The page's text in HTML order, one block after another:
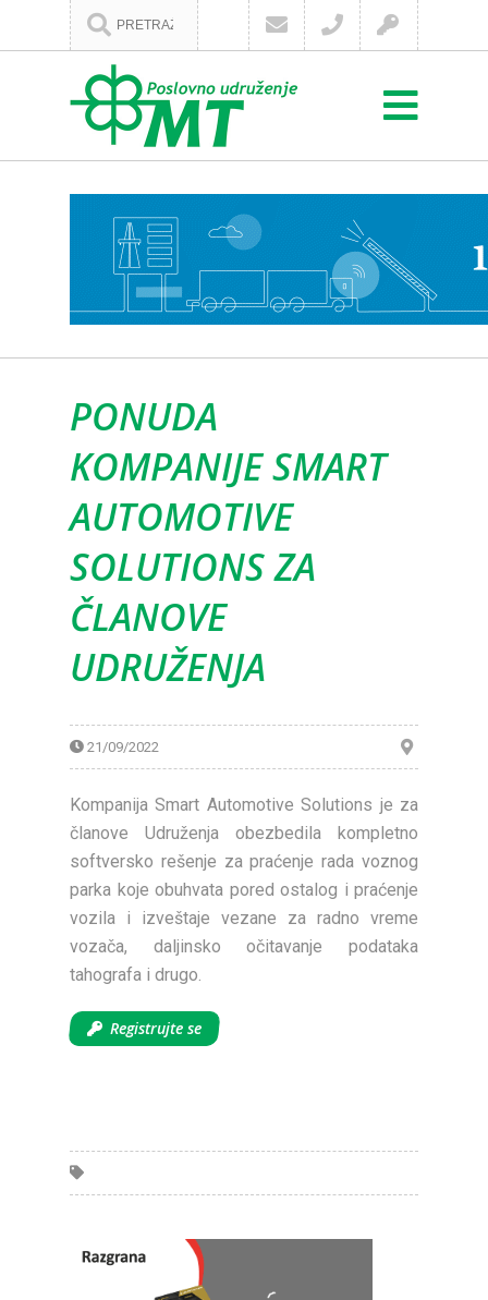
PONUDA
KOMPANIJE SMART
AUTOMOTIVE
SOLUTIONS ZA
ČLANOVE
UDRUŽENJA
21/09/2022
Kompanija Smart Automotive Solutions je za
članove Udruženja obezbedila kompletno
softversko rešenje za praćenje rada voznog
parka koje obuhvata pored ostalog i praćenje
vozila i izveštaje vezane za radno vreme
vozača, daljinsko očitavanje podataka
tahografa i drugo.
Registrujte se